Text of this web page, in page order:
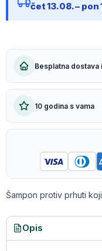
čet 13.08. – pon
Besplatna dostava
10 godina s vama
Šampon protiv prhuti
Opis